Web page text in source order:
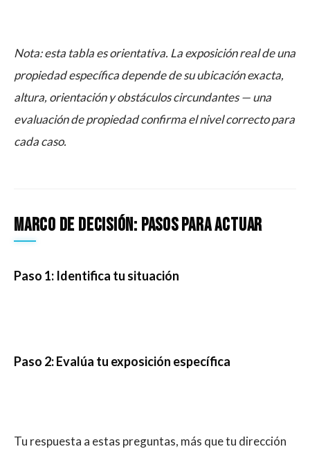
Nota: esta tabla es orientativa. La exposición real de una
propiedad específica depende de su ubicación exacta,
altura, orientación y obstáculos circundantes — una
evaluación de propiedad confirma el nivel correcto para
cada caso.
Marco de decisión: pasos para actuar
Paso 1: Identifica tu situación
Paso 2: Evalúa tu exposición específica
Tu respuesta a estas preguntas, más que tu dirección